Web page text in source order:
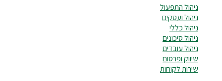
ניהול התפעול
ניהול ועסקים
ניהול כללי
ניהול סיכונים
ניהול עובדים
שיווק ופרסום
שירות לקוחות